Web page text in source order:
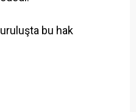
bu hak